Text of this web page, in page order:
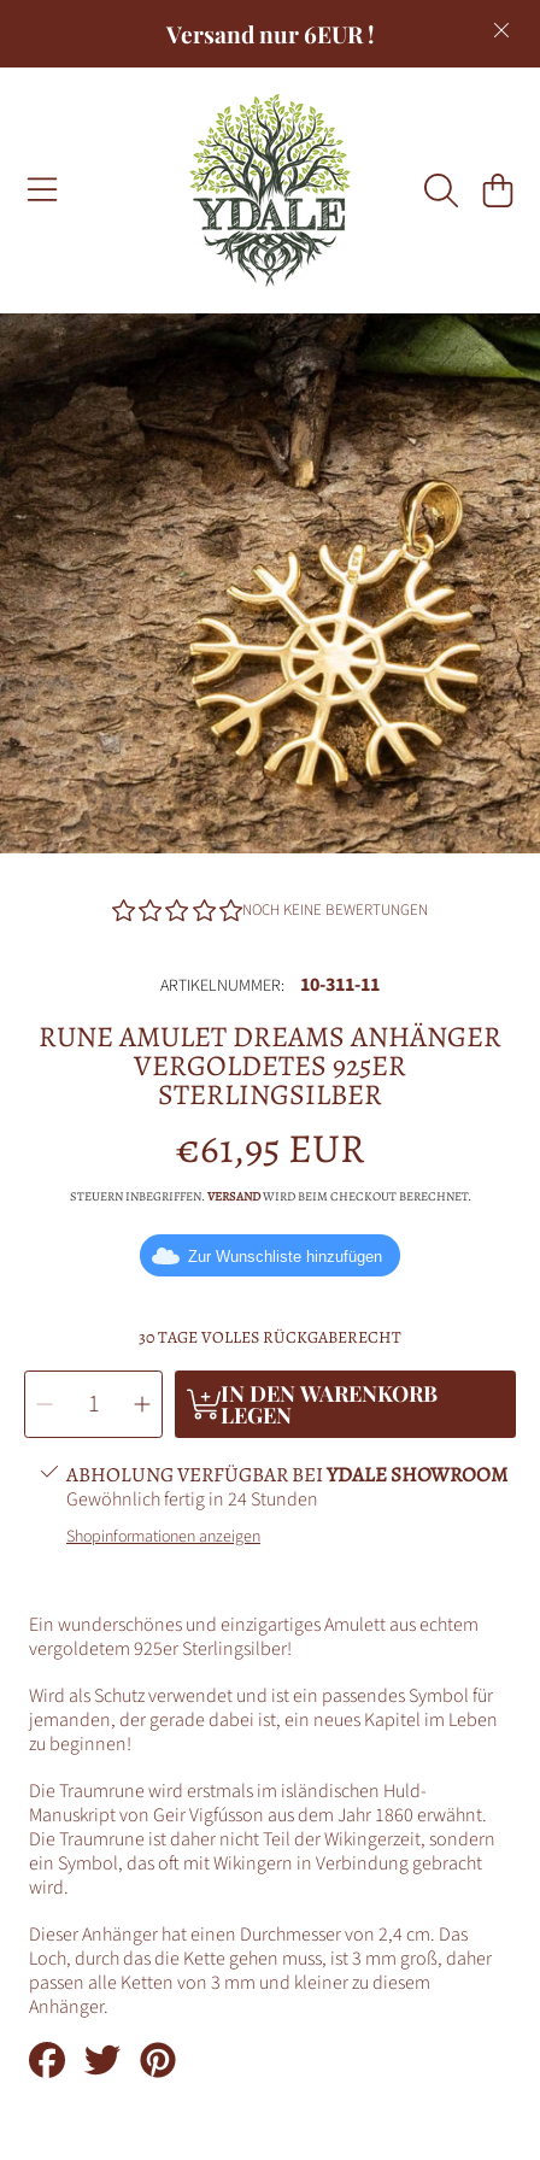
DIREKT ZUM INHALTVersand nur 6EUR !
DIREKT ZU DEN PRODUKTINFORMATIONEN
NOCH KEINE BEWERTUNGEN
ARTIKELNUMMER: 10-311-11
RUNE AMULET DREAMS ANHÄNGER
VERGOLDETES 925ER
STERLINGSILBER
Normalpreis
€61,95 EUR
STEUERN INBEGRIFFEN. VERSANDWIRD BEIM CHECKOUT BERECHNET.
Zur Wunschliste hinzufügen
30 TAGE VOLLES RÜCKGABERECHT
MENGE
AUSWÄHLEN
Menge
für
Rune
Amulet
Dreams
Anhänger
Vergoldetes
925er
Sterlingsilber
verringern
Menge
für
Rune
Amulet
Dreams
Anhänger
Vergoldetes
925er
Sterlingsilber
erhöhen
IN DEN WARENKORB
LEGEN
ABHOLUNG VERFÜGBAR BEIYDALE SHOWROOM
Gewöhnlich fertig in 24 Stunden
Shopinformationen anzeigen
Ein wunderschönes und einzigartiges Amulett aus echtem
vergoldetem 925er Sterlingsilber!
Wird als Schutz verwendet und ist ein passendes Symbol für
jemanden, der gerade dabei ist, ein neues Kapitel im Leben
zu beginnen!
Die Traumrune wirderstmals im isländischen Huld-
Manuskript von Geir Vigfússon aus dem Jahr 1860 erwähnt.
Die Traumrune ist daher nicht Teil der Wikingerzeit, sondern
ein Symbol, das oft mit Wikingern in Verbindung gebracht
wird.
Dieser Anhänger hat einen Durchmesser von 2,4 cm. Das
Loch, durch das die Kette gehen muss, ist 3 mm groß, daher
passen alle Ketten von 3 mm und kleiner zu diesem
Anhänger.
Auf
Facebook
Auf
Twitter